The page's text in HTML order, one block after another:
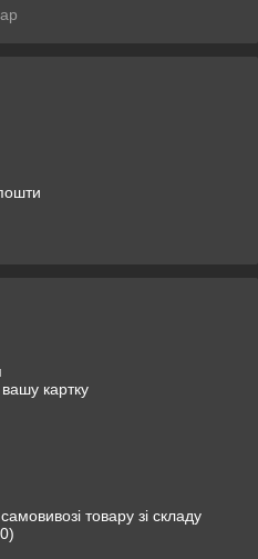
картку
товару зі складу